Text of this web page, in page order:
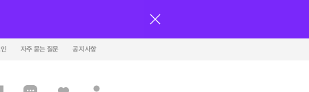
자주 묻는 질문 공지사항